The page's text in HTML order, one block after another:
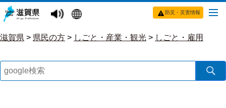
防災・災害情報
滋賀県 > 県民の方 > しごと・産業・観光 > しごと・雇用